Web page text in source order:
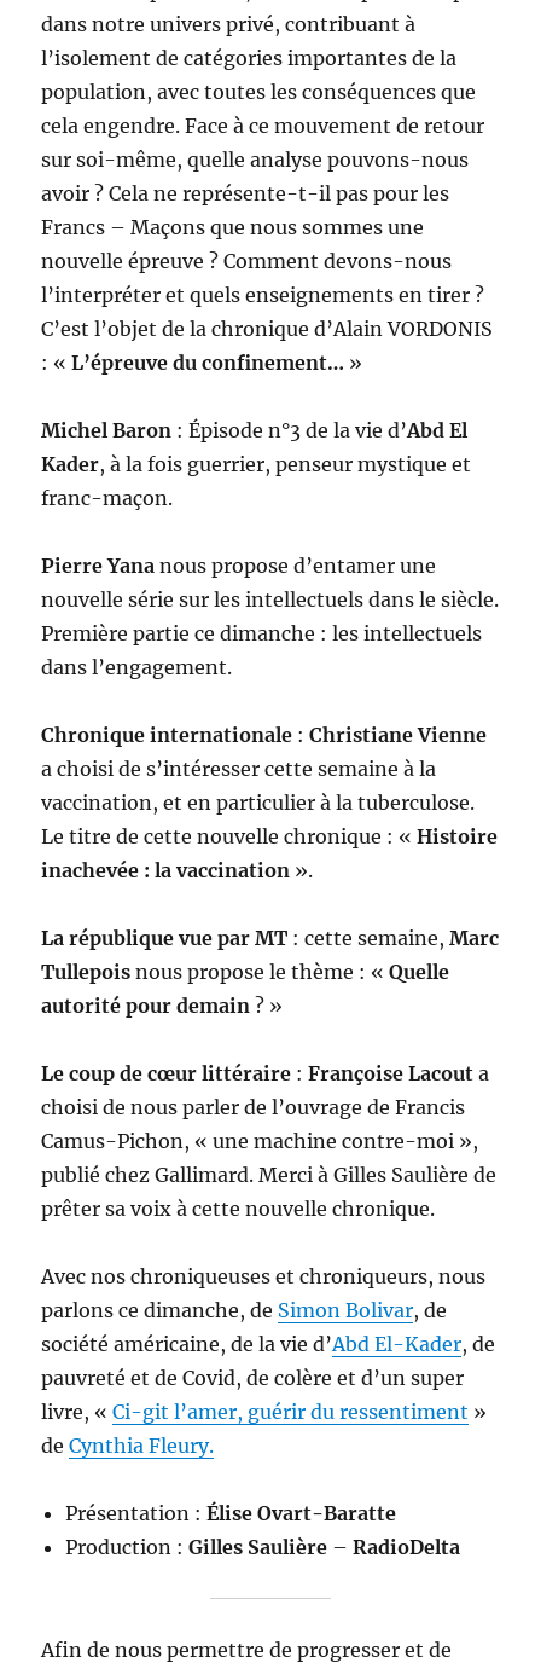
dans notre univers privé, contribuant à
l’isolement de catégories importantes de la
population, avec toutes les conséquences que
cela engendre. Face à ce mouvement de retour
sur soi-même, quelle analyse pouvons-nous
avoir ? Cela ne représente-t-il pas pour les
Francs – Maçons que nous sommes une
nouvelle épreuve ? Comment devons-nous
l’interpréter et quels enseignements en tirer ?
C’est l’objet de la chronique d’Alain VORDONIS
: «L’épreuve du confinement… »
Michel Baron : Épisode n°3 de la vie d’Abd El
Kader, à la fois guerrier, penseur mystique et
franc-maçon.
Pierre Yana nous propose d’entamer une
nouvelle série sur les intellectuels dans le siècle.
Première partie ce dimanche : les intellectuels
dans l’engagement.
Chronique internationale :Christiane Vienne
a choisi de s’intéresser cette semaine à la
vaccination, et en particulier à la tuberculose.
Le titre de cette nouvelle chronique : «Histoire
inachevée : la vaccination ».
La république vue par MT : cette semaine,Marc
Tullepois nous propose le thème : «Quelle
autorité pour demain ? »
Le coup de cœur littéraire :Françoise Lacout a
choisi de nous parler de l’ouvrage de Francis
Camus-Pichon, « une machine contre-moi »,
publié chez Gallimard. Merci à Gilles Saulière de
prêter sa voix à cette nouvelle chronique.
Avec nos chroniqueuses et chroniqueurs, nous
parlons ce dimanche, de Simon Bolivar, de
société américaine, de la vie d’Abd El-Kader, de
pauvreté et de Covid, de colère et d’un super
livre, «Ci-git l’amer, guérir du ressentiment »
deCynthia Fleury.
Présentation :Élise Ovart-Baratte
Production :Gilles Saulière –RadioDelta
Afin de nous permettre de progresser et de